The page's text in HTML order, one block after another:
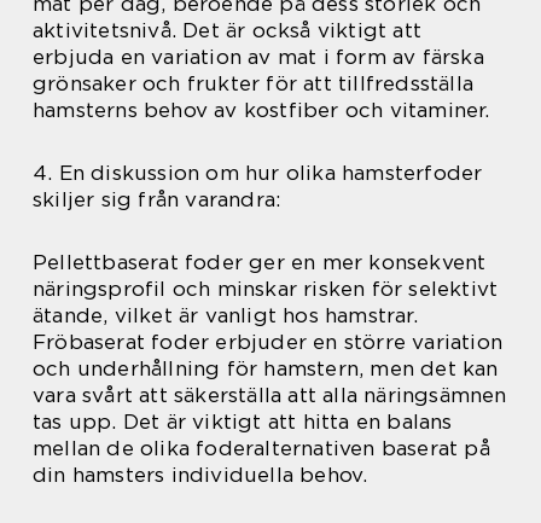
aktivitetsnivå. Det är också viktigt att
erbjuda en variation av mat i form av färska
grönsaker och frukter för att tillfredsställa
hamsterns behov av kostfiber och vitaminer.
4. En diskussion om hur olika hamsterfoder
skiljer sig från varandra:
Pellettbaserat foder ger en mer konsekvent
näringsprofil och minskar risken för selektivt
ätande, vilket är vanligt hos hamstrar.
Fröbaserat foder erbjuder en större variation
och underhållning för hamstern, men det kan
vara svårt att säkerställa att alla näringsämnen
tas upp. Det är viktigt att hitta en balans
mellan de olika foderalternativen baserat på
din hamsters individuella behov.